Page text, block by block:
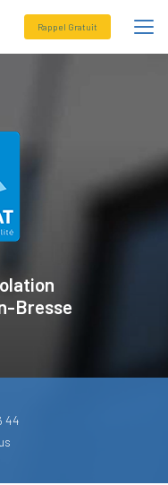
Rappel Gratuit
Bresse
44